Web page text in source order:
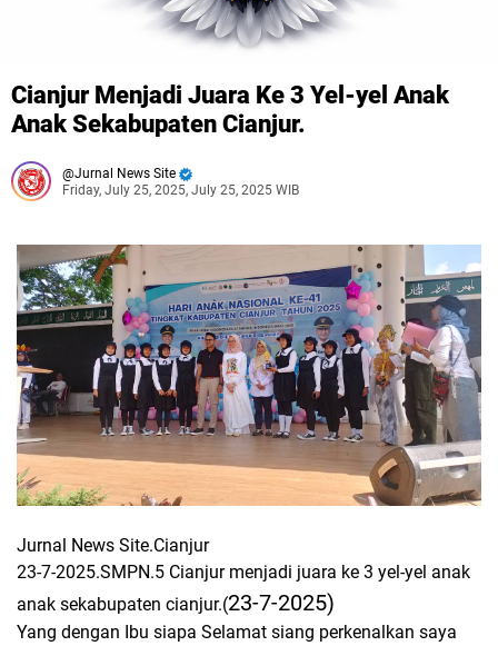
Cianjur Menjadi Juara Ke 3 Yel-yel Anak
Anak Sekabupaten Cianjur.
Jurnal News Site
Friday, July 25, 2025, July 25, 2025 WIB
Jurnal News Site.Cianjur
23-7-2025.SMPN.5 Cianjur menjadi juara ke 3 yel-yel anak
anak sekabupaten cianjur.(23-7-2025)
Yang dengan Ibu siapa Selamat siang perkenalkan saya